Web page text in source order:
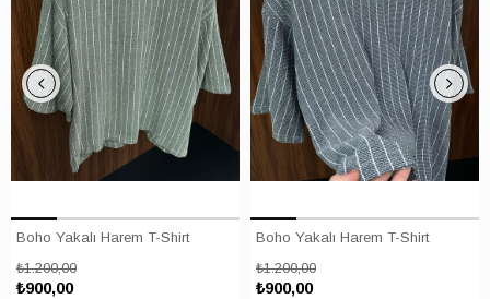
Boho Yakalı Harem T-Shirt
₺900,00
₺1.200,00
Boho Yakalı Harem T-Shirt
₺900,00
₺1.200,00